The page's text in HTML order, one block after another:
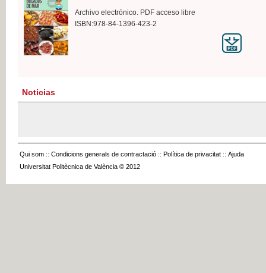
Archivo electrónico. PDF acceso libre
ISBN:978-84-1396-423-2
Noticias
Qui som :: Condicions generals de contractació :: Política de privacitat :: Ajuda
Universitat Politècnica de València © 2012